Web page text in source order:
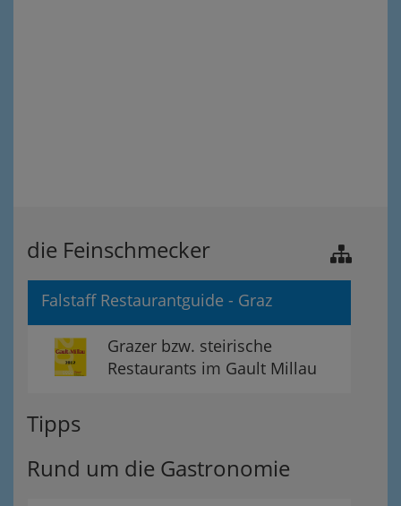
die Feinschmecker
Falstaff Restaurantguide - Graz
Grazer bzw. steirische
Restaurants im Gault Millau
Tipps
Rund um die Gastronomie